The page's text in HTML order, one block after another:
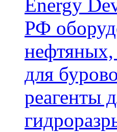
Energy
РФ
нефтяных,
для
реагенты